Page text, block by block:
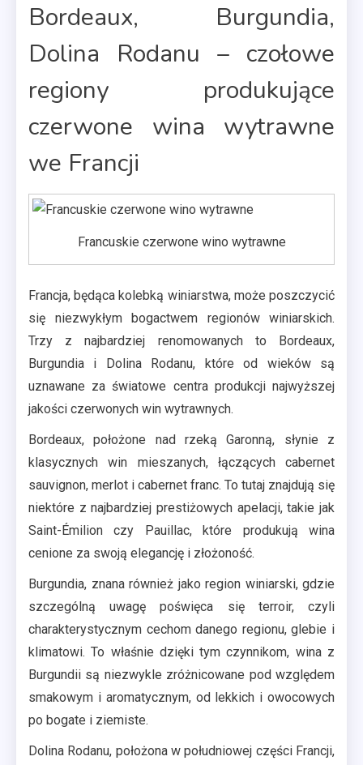
Bordeaux, Burgundia,
Dolina Rodanu – czołowe
regiony produkujące
czerwone wina wytrawne
we Francji
Francuskie czerwone wino wytrawne
Francja, będąca kolebką winiarstwa, może poszczycić
się niezwykłym bogactwem regionów winiarskich.
Trzy z najbardziej renomowanych to Bordeaux,
Burgundia i Dolina Rodanu, które od wieków są
uznawane za światowe centra produkcji najwyższej
jakości czerwonych win wytrawnych.
Bordeaux, położone nad rzeką Garonną, słynie z
klasycznych win mieszanych, łączących cabernet
sauvignon, merlot i cabernet franc. To tutaj znajdują się
niektóre z najbardziej prestiżowych apelacji, takie jak
Saint-Émilion czy Pauillac, które produkują wina
cenione za swoją elegancję i złożoność.
Burgundia, znana również jako region winiarski, gdzie
szczególną uwagę poświęca się terroir, czyli
charakterystycznym cechom danego regionu, glebie i
klimatowi. To właśnie dzięki tym czynnikom, wina z
Burgundii są niezwykle zróżnicowane pod względem
smakowym i aromatycznym, od lekkich i owocowych
po bogate i ziemiste.
Dolina Rodanu, położona w południowej części Francji,